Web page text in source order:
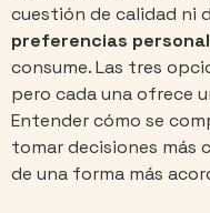
cuestión de calidad ni
preferencias
consume. Las tres
pero cada una ofrece
Entender cómo se
tomar decisiones más
de una forma más